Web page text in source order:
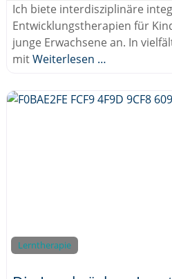
Ich biete interdisziplinäre
Entwicklungstherapien für
junge Erwachsene an. In
mitWeiterlesen …
Lerntherapie